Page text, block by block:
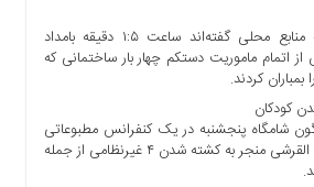
این عملیات آن گونه که منابع محلی گفته‌اند ساعت ۱:۵ دقیقه بامداد
اتمام ماموریت دستکم چهار بار ساختمانی که
کردند.
کودکان
شامگاه پنجشنبه در یک کنفرانس مطبوعاتی
گفت که “اقدامات بزدلانه” القرشی منجر به کشته شدن ۴ غیرنظامی از جمله